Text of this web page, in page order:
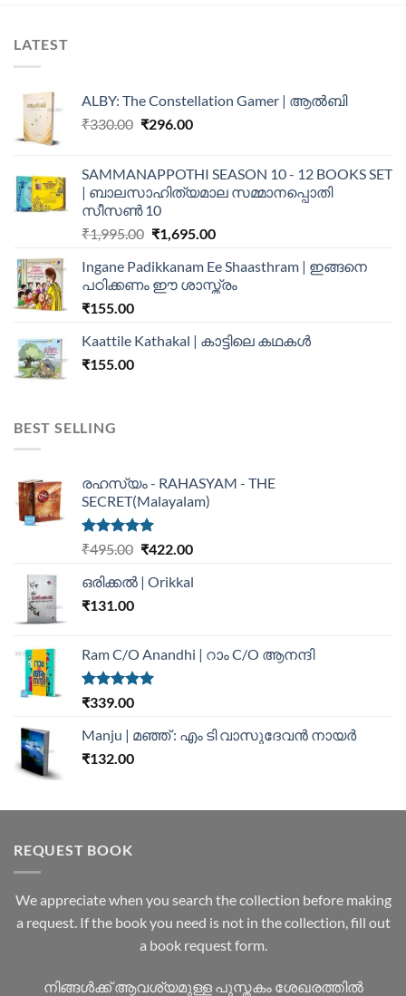
LATEST
ALBY: The Constellation Gamer | ആൽബി
₹330.00 ₹296.00
SAMMANAPPOTHI SEASON 10 - 12 BOOKS SET
| ബാലസാഹിത്യമാല സമ്മാനപ്പൊതി
സീസൺ 10
₹1,995.00 ₹1,695.00
Ingane Padikkanam Ee Shaasthram | ഇങ്ങനെ
പഠിക്കണം ഈ ശാസ്ത്രം
₹155.00
Kaattile Kathakal | കാട്ടിലെ കഥകള്‍
₹155.00
BEST SELLING
രഹസ്യം - RAHASYAM - THE
SECRET(Malayalam)
Rated5.00
₹495.00 ₹422.00
ഒരിക്കൽ | Orikkal
₹131.00
Ram C/O Anandhi | റാം C/O ആനന്ദി
Rated5.00
₹339.00
Manju | മഞ്ഞ് : എം ടി വാസുദേവന്‍ നായര്‍
₹132.00
REQUEST BOOK
We appreciate when you search the collection before making
a request. If the book you need is not in the collection, fill out
a book request form.
നിങ്ങൾക്ക് ആവശ്യമുള്ള പുസ്തകം ശേഖരത്തിൽ